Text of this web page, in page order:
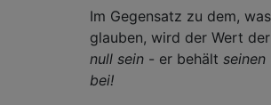
Im Gegensatz zu dem,
glauben, wird der Wert
null sein - er behält
bei!